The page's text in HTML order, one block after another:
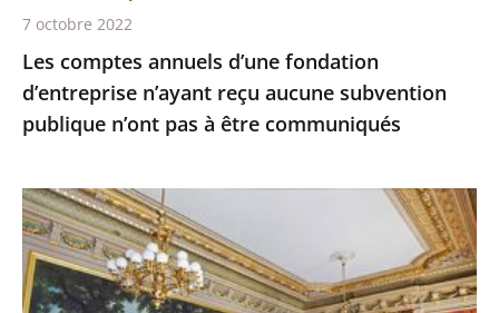
n’ont
pas
à
être
Les comptes annuels d’une fondation
d’entreprise n’ayant reçu aucune subvention
publique n’ont pas à être communiqués
7 octobre 2022
Le
juge
des
référés